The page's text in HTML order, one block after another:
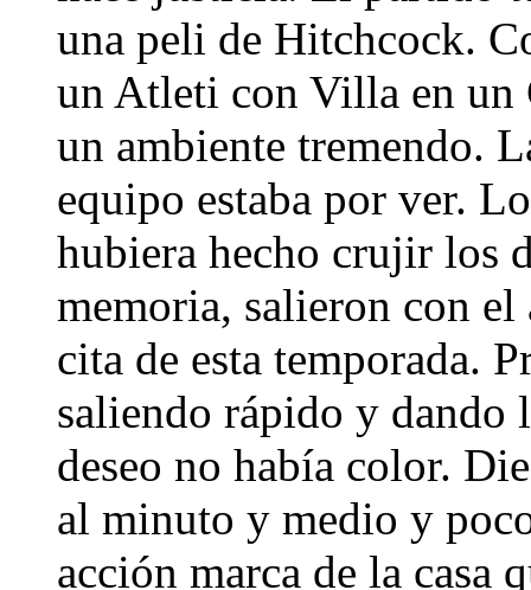
una peli de Hitchcock.
un Atleti con Villa en un
un ambiente tremendo.
equipo estaba por ver.
hubiera hecho crujir los
memoria, salieron con
cita de esta temporada.
saliendo rápido y dando
deseo no había color.
al minuto y medio y
acción marca de la casa